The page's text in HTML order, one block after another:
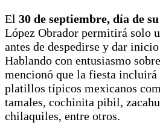
El 30 de septiembre, día de
López Obrador permitirá solo
antes de despedirse y dar
Hablando con entusiasmo
mencionó que la fiesta incluirá
platillos típicos mexicanos
tamales, cochinita pibil,
chilaquiles, entre otros.